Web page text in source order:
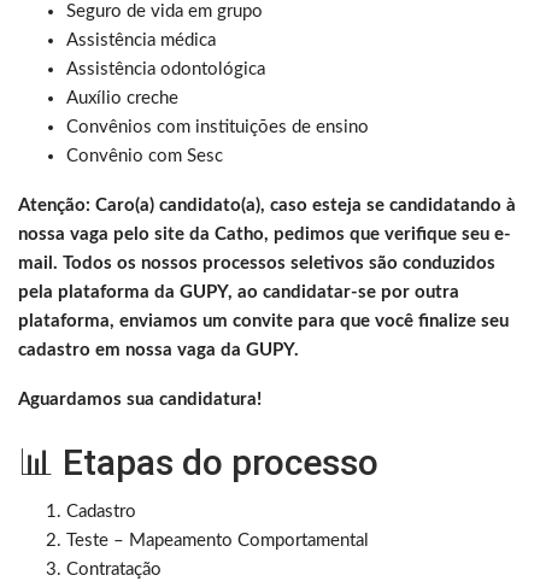
Seguro de vida em grupo
Assistência médica
Assistência odontológica
Auxílio creche
Convênios com instituições de ensino
Convênio com Sesc
Atenção: Caro(a) candidato(a), caso esteja se candidatando à
nossa vaga pelo site da Catho, pedimos que verifique seu e-
mail. Todos os nossos processos seletivos são conduzidos
pela plataforma da GUPY, ao candidatar-se por outra
plataforma, enviamos um convite para que você finalize seu
cadastro em nossa vaga da GUPY.
Aguardamos sua candidatura!
📊 Etapas do processo
Cadastro
Teste – Mapeamento Comportamental
Contratação